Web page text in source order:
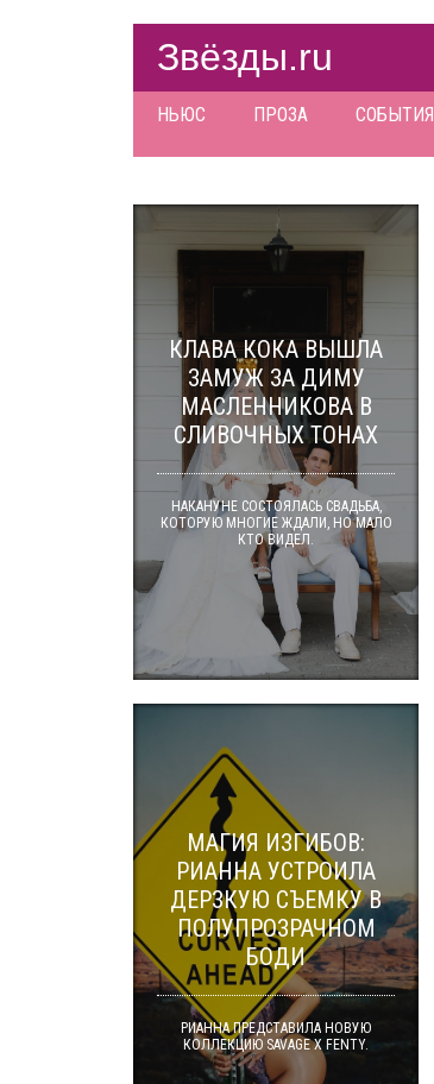
Звёзды.ru
НЬЮС ПРОЗА СОБЫТИЯ
КЛАВА КОКА ВЫШЛА
ЗАМУЖ ЗА ДИМУ
МАСЛЕННИКОВА В
СЛИВОЧНЫХ ТОНАХ
НАКАНУНЕ СОСТОЯЛАСЬ СВАДЬБА,
КОТОРУЮ МНОГИЕ ЖДАЛИ, НО МАЛО
КТО ВИДЕЛ.
МАГИЯ ИЗГИБОВ:
РИАННА УСТРОИЛА
ДЕРЗКУЮ СЪЕМКУ В
ПОЛУПРОЗРАЧНОМ
БОДИ
РИАННА ПРЕДСТАВИЛА НОВУЮ
КОЛЛЕКЦИЮ SAVAGE X FENTY.